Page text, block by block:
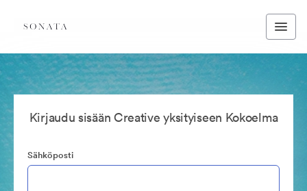
Kirjaudu sisään Creative yksityiseen Kokoelma
Sähköposti